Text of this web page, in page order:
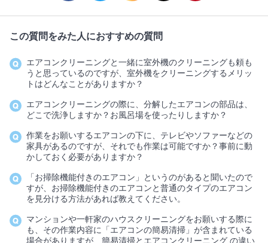
この質問をみた人におすすめの質問
エアコンクリーニングと一緒に室外機のクリーニングも頼も
うと思っているのですが、室外機をクリーニングするメリッ
トはどんなことがありますか？
エアコンクリーニングの際に、分解したエアコンの部品は、
どこで洗浄しますか？お風呂場を使ったりしますか？
作業をお願いするエアコンの下に、テレビやソファーなどの
家具があるのですが、それでも作業は可能ですか？事前に動
かしておく必要がありますか？
「お掃除機能付きのエアコン」というのがあると聞いたので
すが、お掃除機能付きのエアコンと普通のタイプのエアコン
を見分ける方法があれば教えてください。
マンションや一軒家のハウスクリーニングをお願いする際に
も、その作業内容に「エアコンの簡易清掃」が含まれている
場合がありますが、簡易清掃とエアコンクリーニング の違い